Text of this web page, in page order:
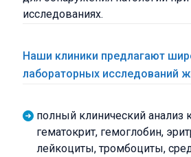
исследованиях.
Наши клиники предлагают
лабораторных исследований
полный клинический анализ
гематокрит, гемоглобин,
лейкоциты, тромбоциты,